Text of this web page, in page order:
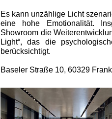
Es kann unzählige Licht
eine hohe Emotionalität.
Showroom die
Light“, das die
berücksichtigt.
Baseler Straße 10, 60329